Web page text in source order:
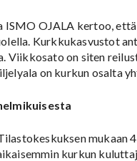
OJALA kertoo,
Kurkkukasvustot
Viikkosato on siten
on kurkun osalta
mukaan
kurkun